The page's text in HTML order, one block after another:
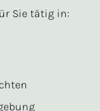
Sie tätig in: